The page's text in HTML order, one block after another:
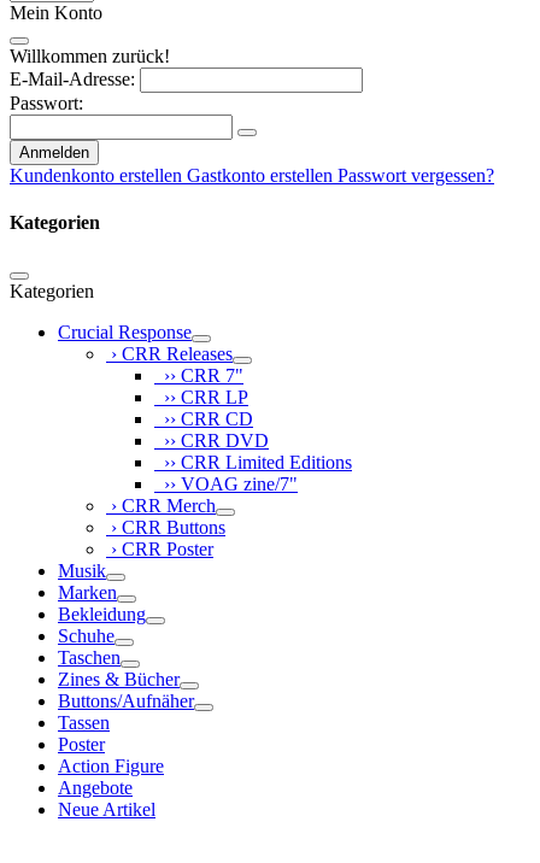
Mein Konto
Willkommen zurück!
E-Mail-Adresse:
Passwort:
Anmelden
Kundenkonto erstellen Gastkonto erstellen Passwort vergessen?
Kategorien
Kategorien
Crucial Response
› CRR Releases
›› CRR 7"
›› CRR LP
›› CRR CD
›› CRR DVD
›› CRR Limited Editions
›› VOAG zine/7"
› CRR Merch
› CRR Buttons
› CRR Poster
Musik
Marken
Bekleidung
Schuhe
Taschen
Zines & Bücher
Buttons/Aufnäher
Tassen
Poster
Action Figure
Angebote
Neue Artikel